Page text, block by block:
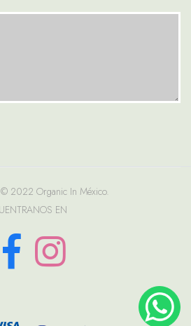
2022 Organic In México.
EN